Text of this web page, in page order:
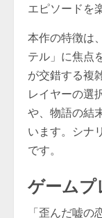
エピソードを
本作の特徴は
テル」に焦点
が交錯する複
レイヤーの選
や、物語の結
います。シナ
です。
ゲーム
「歪んだ嘘